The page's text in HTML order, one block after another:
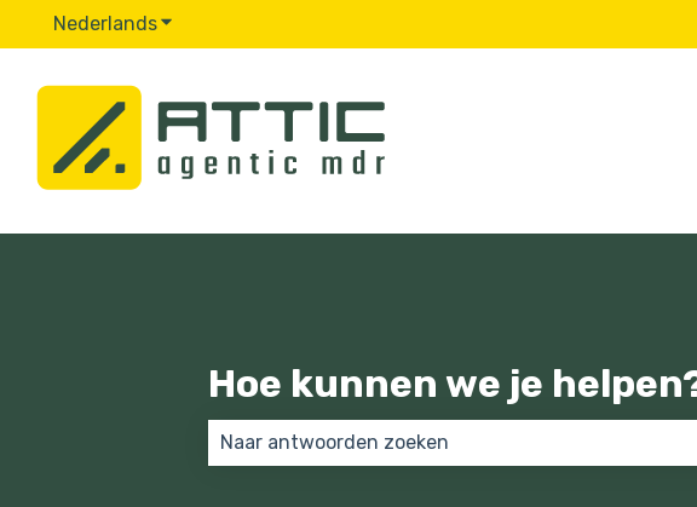
NederlandsSubmenu tonen voor vertalingen
Hoe kunnen we je